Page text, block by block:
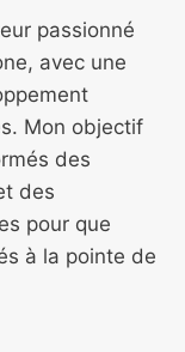
passionné
avec une
Mon objectif
des
des
pour que
à la pointe de